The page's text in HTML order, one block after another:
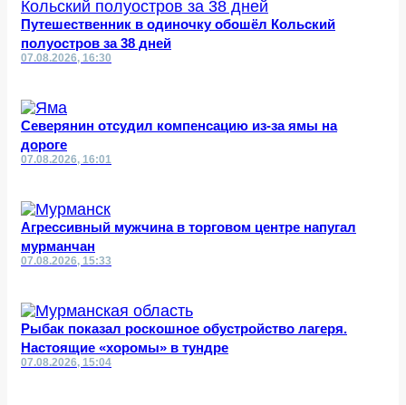
Путешественник в одиночку обошёл Кольский
полуостров за 38 дней
07.08.2026, 16:30
Северянин отсудил компенсацию из-за ямы на
дороге
07.08.2026, 16:01
Агрессивный мужчина в торговом центре напугал
мурманчан
07.08.2026, 15:33
Рыбак показал роскошное обустройство лагеря.
Настоящие «хоромы» в тундре
07.08.2026, 15:04